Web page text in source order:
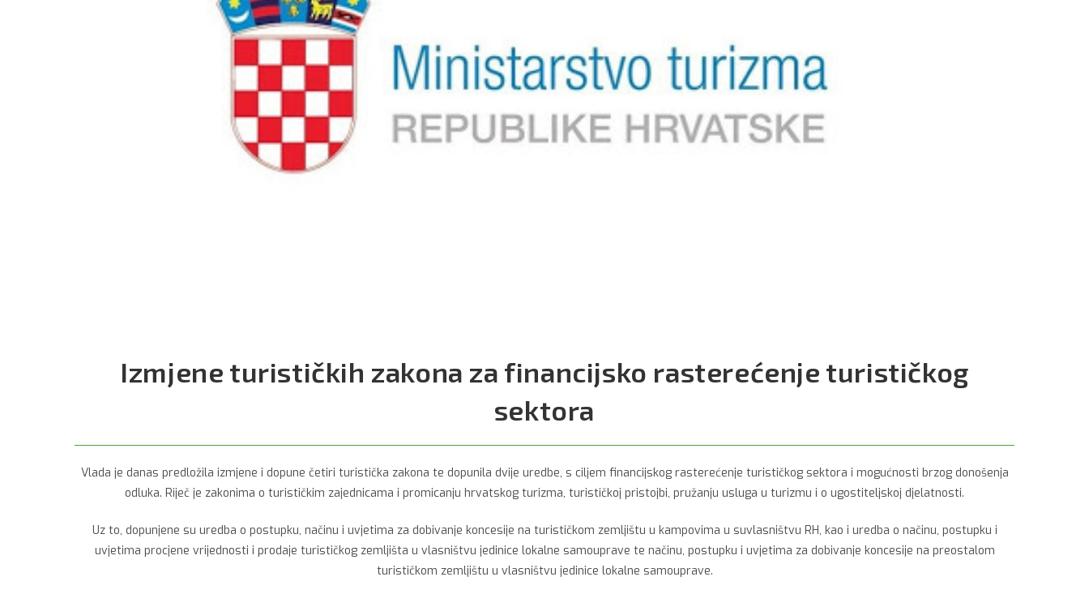
Izmjene turističkih zakona za financijsko rasterećenje turističkog
sektora
Vlada je danas predložila izmjene i dopune četiri turistička zakona te dopunila dvije uredbe, s ciljem financijskog rasterećenje turističkog sektora i mogućnosti brzog donošenja
odluka. Riječ je zakonima o turističkim zajednicama i promicanju hrvatskog turizma, turističkoj pristojbi, pružanju usluga u turizmu i o ugostiteljskoj djelatnosti.
Uz to, dopunjene su uredba o postupku, načinu i uvjetima za dobivanje koncesije na turističkom zemljištu u kampovima u suvlasništvu RH, kao i uredba o načinu, postupku i
uvjetima procjene vrijednosti i prodaje turističkog zemljišta u vlasništvu jedinice lokalne samouprave te načinu, postupku i uvjetima za dobivanje koncesije na preostalom
turističkom zemljištu u vlasništvu jedinice lokalne samouprave.